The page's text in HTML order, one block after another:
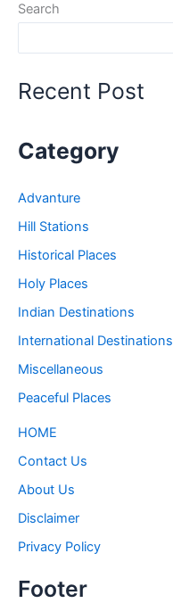
–
Search
Recent Post
Category
Advanture
Hill Stations
Historical Places
Holy Places
Indian Destinations
International Destinations
Miscellaneous
Peaceful Places
HOME
Contact Us
About Us
Disclaimer
Privacy Policy
Footer